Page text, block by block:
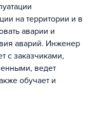
на территории и в
аварии и
аварий. Инженер
с заказчиками,
ведет
обучает и